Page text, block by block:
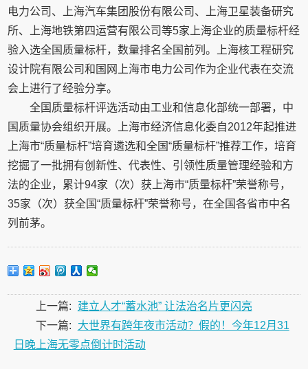
电力公司、上海汽车集团股份有限公司、上海卫星装备研究
所、上海地铁第四运营有限公司等5家上海企业的质量标杆经
验入选全国质量标杆，数量排名全国前列。上海核工程研究
设计院有限公司和国网上海市电力公司作为企业代表在交流
会上进行了经验分享。
全国质量标杆评选活动由工业和信息化部统一部署，中
国质量协会组织开展。上海市经济信息化委自2012年起推进
上海市“质量标杆”培育遴选和全国“质量标杆”推荐工作，培育
挖掘了一批拥有创新性、代表性、引领性质量管理经验和方
法的企业，累计94家（次）获上海市“质量标杆”荣誉称号，
35家（次）获全国“质量标杆”荣誉称号，在全国各省市中名
列前茅。
上一篇:
建立人才“蓄水池” 让法治名片更闪亮
下一篇:
大世界有跨年夜市活动？假的！今年12月31
日晚上海无零点倒计时活动